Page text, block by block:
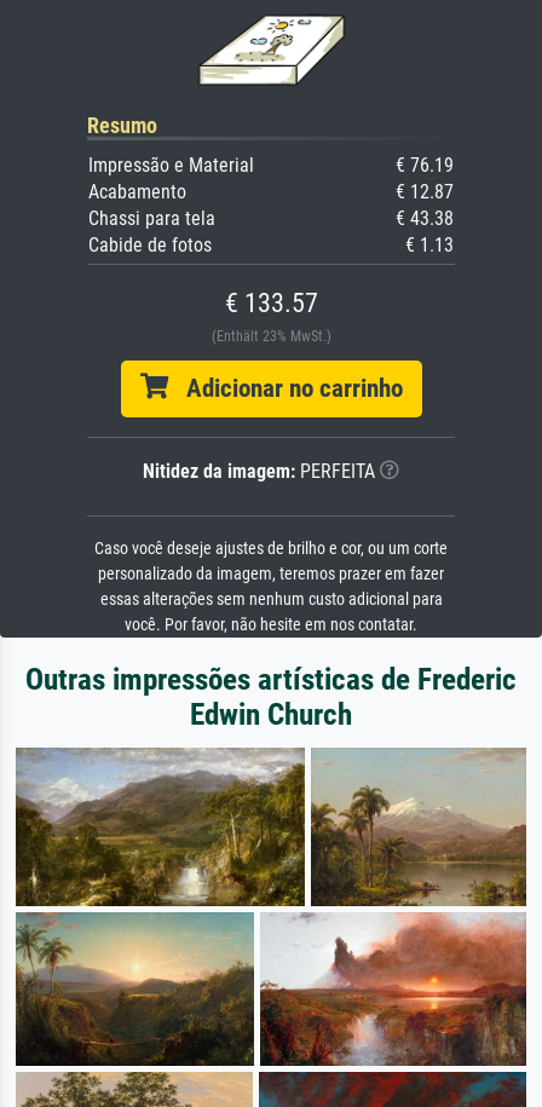
Resumo
Impressão e Material
€ 76.19
Acabamento
€ 12.87
Chassi para tela
€ 43.38
Cabide de fotos
€ 1.13
€ 133.57
(Enthält 23% MwSt.)
Adicionar no carrinho
Nitidez da imagem: PERFEITA
Caso você deseje ajustes de brilho e cor, ou um corte
personalizado da imagem, teremos prazer em fazer
essas alterações sem nenhum custo adicional para
você. Por favor, não hesite em nos contatar.
Outras impressões artísticas de Frederic
Edwin Church